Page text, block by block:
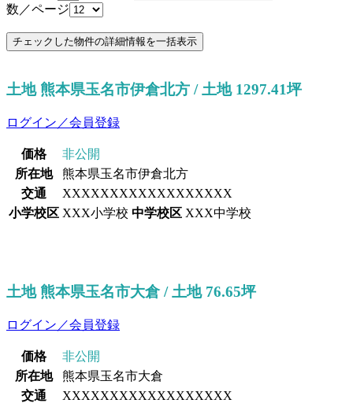
数／ページ
土地 熊本県玉名市伊倉北方 / 土地 1297.41坪
ログイン／会員登録
価格
非公開
所在地
熊本県玉名市伊倉北方
交通
XXXXXXXXXXXXXXXXXX
小学校区 XXX小学校 中学校区 XXX中学校
土地 熊本県玉名市大倉 / 土地 76.65坪
ログイン／会員登録
価格
非公開
所在地
熊本県玉名市大倉
交通
XXXXXXXXXXXXXXXXXX